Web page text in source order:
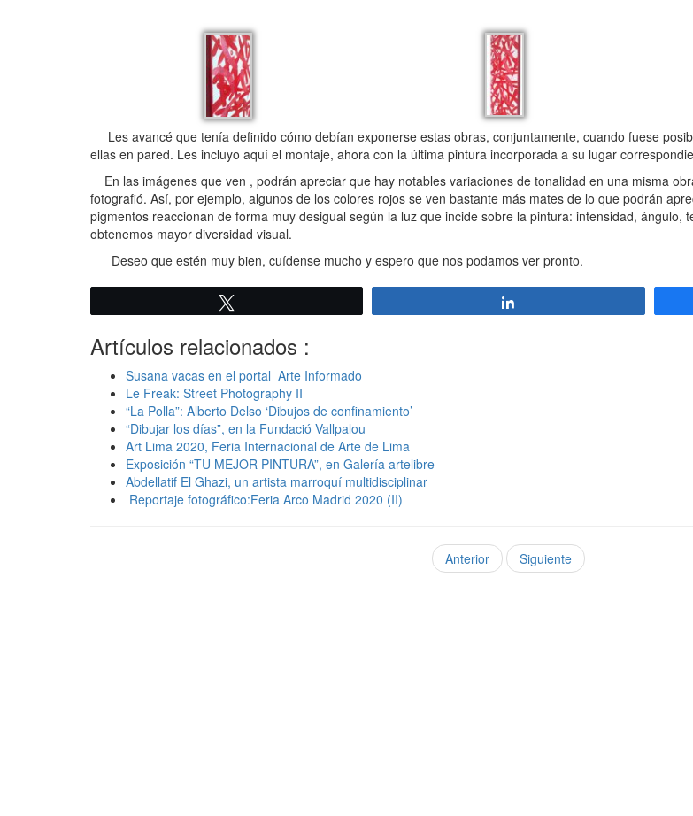
Les avancé que tenía definido cómo debían exponerse estas obras, conjuntamente, cuando fuese
ellas en pared. Les incluyo aquí el montaje, ahora con la última pintura incorporada a su lugar
En las imágenes que ven , podrán apreciar que hay notables variaciones de tonalidad en una misma
fotografió. Así, por ejemplo, algunos de los colores rojos se ven bastante más mates de lo que podrán
pigmentos reaccionan de forma muy desigual según la luz que incide sobre la pintura: intensidad, ángulo,
obtenemos mayor diversidad visual.
Deseo que estén muy bien, cuídense mucho y espero que nos podamos ver pronto.
Artículos relacionados :
Susana vacas en el portal Arte Informado
Le Freak: Street Photography II
“La Polla”: Alberto Delso ‘Dibujos de confinamiento’
“Dibujar los días”, en la Fundació Vallpalou
Art Lima 2020, Feria Internacional de Arte de Lima
Exposición “TU MEJOR PINTURA”, en Galería artelibre
Abdellatif El Ghazi, un artista marroquí multidisciplinar
Reportaje fotográfico:Feria Arco Madrid 2020 (II)
Anterior Siguiente